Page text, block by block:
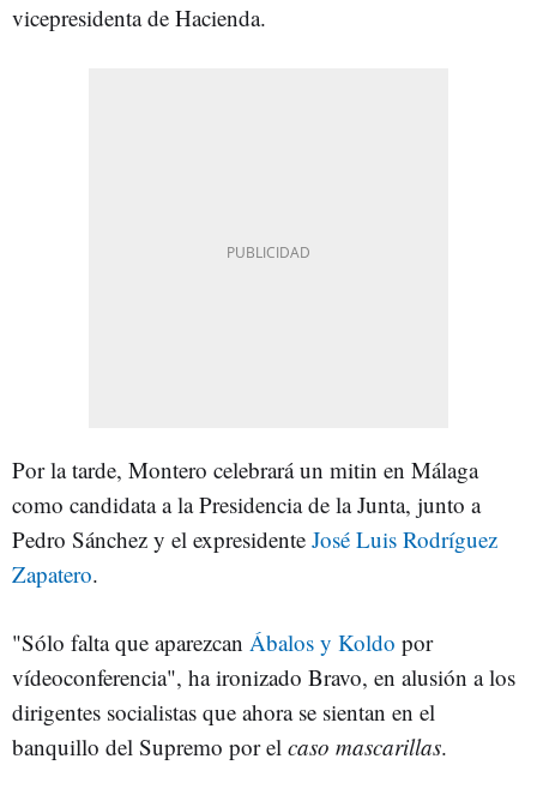
vicepresidenta de Hacienda.
Por la tarde, Montero celebrará un mitin en Málaga
como candidata a la Presidencia de la Junta, junto a
Pedro Sánchez y el expresidente José Luis Rodríguez
Zapatero.
"Sólo falta que aparezcan Ábalos y Koldo por
vídeoconferencia", ha ironizado Bravo, en alusión a los
dirigentes socialistas que ahora se sientan en el
banquillo del Supremo por el caso mascarillas.